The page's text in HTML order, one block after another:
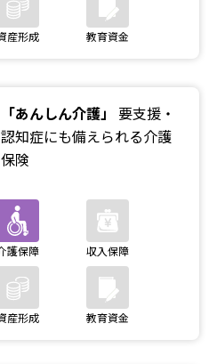
「あんしん介護」
要支援・
認知症にも備えられる介護
保険